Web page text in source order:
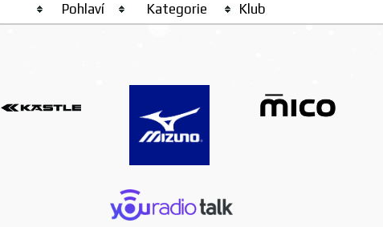
Pohlaví Kategorie Klub